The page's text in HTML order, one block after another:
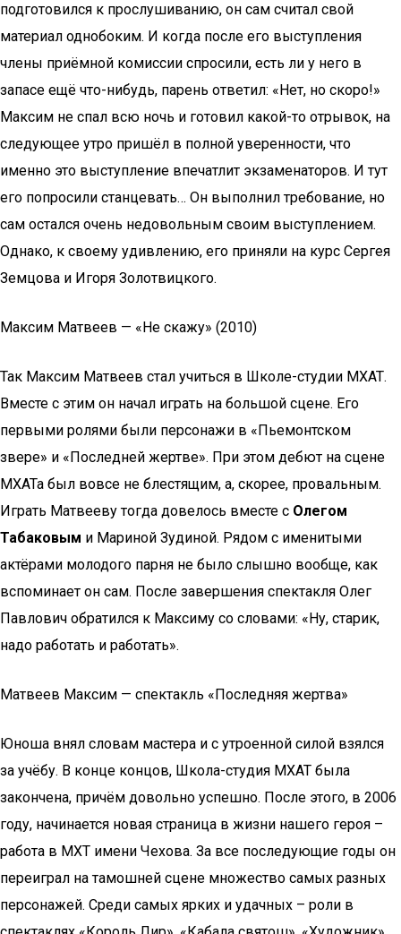
подготовился к прослушиванию, он сам считал свой
материал однобоким. И когда после его выступления
члены приёмной комиссии спросили, есть ли у него в
запасе ещё что-нибудь, парень ответил: «Нет, но скоро!»
Максим не спал всю ночь и готовил какой-то отрывок, на
следующее утро пришёл в полной уверенности, что
именно это выступление впечатлит экзаменаторов. И тут
его попросили станцевать… Он выполнил требование, но
сам остался очень недовольным своим выступлением.
Однако, к своему удивлению, его приняли на курс Сергея
Земцова и Игоря Золотвицкого.
Максим Матвеев — «Не скажу» (2010)
Так Максим Матвеев стал учиться в Школе-студии МХАТ.
Вместе с этим он начал играть на большой сцене. Его
первыми ролями были персонажи в «Пьемонтском
звере» и «Последней жертве». При этом дебют на сцене
МХАТа был вовсе не блестящим, а, скорее, провальным.
Играть Матвееву тогда довелось вместе с Олегом
Табаковым и Мариной Зудиной. Рядом с именитыми
актёрами молодого парня не было слышно вообще, как
вспоминает он сам. После завершения спектакля Олег
Павлович обратился к Максиму со словами: «Ну, старик,
надо работать и работать».
Матвеев Максим — спектакль «Последняя жертва»
Юноша внял словам мастера и с утроенной силой взялся
за учёбу. В конце концов, Школа-студия МХАТ была
закончена, причём довольно успешно. После этого, в 2006
году, начинается новая страница в жизни нашего героя –
работа в МХТ имени Чехова. За все последующие годы он
переиграл на тамошней сцене множество самых разных
персонажей. Среди самых ярких и удачных – роли в